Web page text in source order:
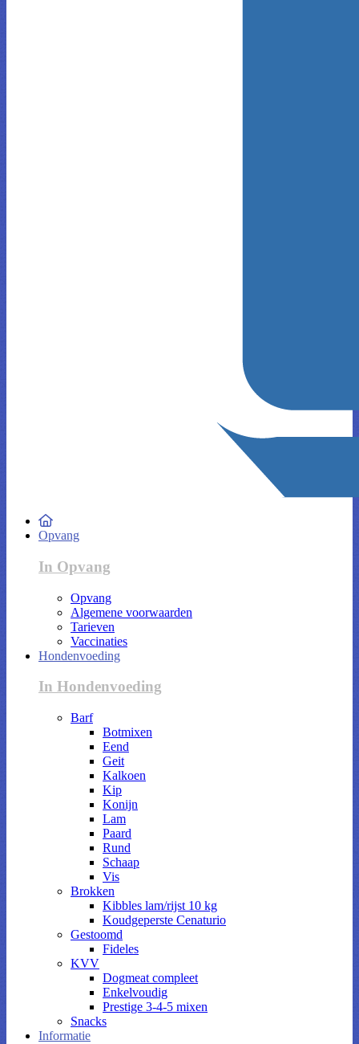
Opvang
In Opvang
Opvang
Algemene voorwaarden
Tarieven
Vaccinaties
Hondenvoeding
In Hondenvoeding
Barf
Botmixen
Eend
Geit
Kalkoen
Kip
Konijn
Lam
Paard
Rund
Schaap
Vis
Brokken
Kibbles lam/rijst 10 kg
Koudgeperste Cenaturio
Gestoomd
Fideles
KVV
Dogmeat compleet
Enkelvoudig
Prestige 3-4-5 mixen
Snacks
Informatie